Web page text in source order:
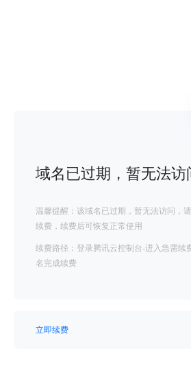
域名已过期，暂无法访
温馨提醒：该域名已过期，暂无法访问，
续费，续费后可恢复正常使用
续费路径：登录腾讯云控制台-进入急需续
名完成续费
立即续费